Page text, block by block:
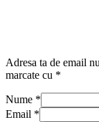
Adresa ta de email
marcate cu *
Nume *
Email *